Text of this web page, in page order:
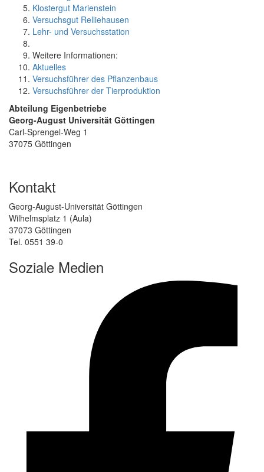
Klostergut Marienstein
Versuchsgut Relliehausen
Lehr- und Versuchsstation
Weitere Informationen:
Aktuelles
Versuchsführer des Pflanzenbaus
Versuchsführer der Tierproduktion
Abteilung Eigenbetriebe
Georg-August Universität Göttingen
Carl-Sprengel-Weg 1
37075 Göttingen
Kontakt
Georg-August-Universität Göttingen
Wilhelmsplatz 1 (Aula)
37073 Göttingen
Tel. 0551 39-0
Soziale Medien